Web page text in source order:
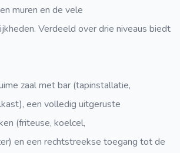
muren en de vele
Verdeeld over drie niveaus biedt
zaal met bar (tapinstallatie,
een volledig uitgeruste
(friteuse, koelcel,
en een rechtstreekse toegang tot de